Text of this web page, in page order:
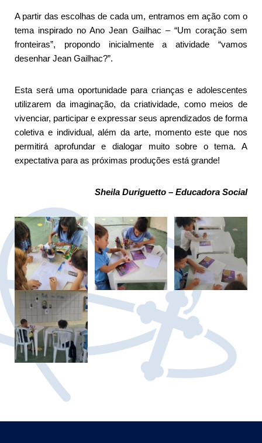
A partir das escolhas de cada um, entramos em ação com o
tema inspirado no Ano Jean Gailhac – “Um coração sem
fronteiras”, propondo inicialmente a atividade “vamos
desenhar Jean Gailhac?”.
Esta será uma oportunidade para crianças e adolescentes
utilizarem da imaginação, da criatividade, como meios de
vivenciar, participar e expressar seus aprendizados de forma
coletiva e individual, além da arte, momento este que nos
permitirá aprofundar e dialogar muito sobre o tema. A
expectativa para as próximas produções está grande!
Sheila Duriguetto – Educadora Social